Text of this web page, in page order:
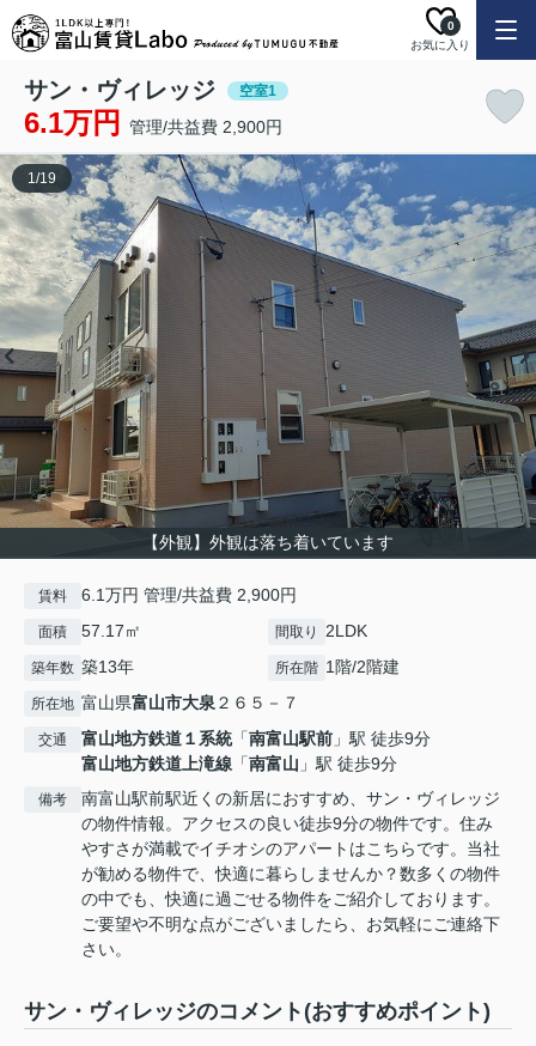
お気に入り
0
サン・ヴィレッジ 空室1
6.1万円 管理/共益費 2,900円
【外観】外観は落ち着いています
1/19
賃料 6.1万円 管理/共益費 2,900円
面積 57.17㎡ 間取り 2LDK
築年数 築13年 所在階 1階/2階建
所在地 富山県富山市大泉２６５－７
交通 富山地方鉄道１系統「南富山駅前 」駅 徒歩9分
富山地方鉄道上滝線 「南富山 」駅 徒歩9分
備考
南富山駅前駅近くの新居におすすめ、サン・ヴィレッジ
の物件情報。アクセスの良い徒歩9分の物件です。住み
やすさが満載でイチオシのアパートはこちらです。当社
が勧める物件で、快適に暮らしませんか？数多くの物件
の中でも、快適に過ごせる物件をご紹介しております。
ご要望や不明な点がございましたら、お気軽にご連絡下
さい。
サン・ヴィレッジのコメント(おすすめポイント)